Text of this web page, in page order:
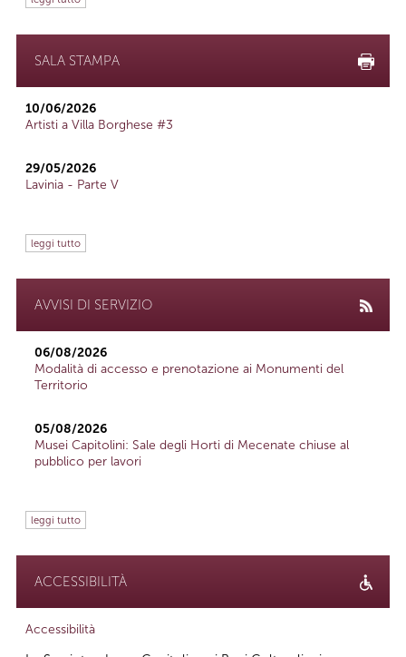
SALA STAMPA
10/06/2026
Artisti a Villa Borghese #3
29/05/2026
Lavinia - Parte V
leggi tutto
AVVISI DI SERVIZIO
06/08/2026
Modalità di accesso e prenotazione ai Monumenti del
Territorio
05/08/2026
Musei Capitolini: Sale degli Horti di Mecenate chiuse al
pubblico per lavori
leggi tutto
ACCESSIBILITÀ
Accessibilità